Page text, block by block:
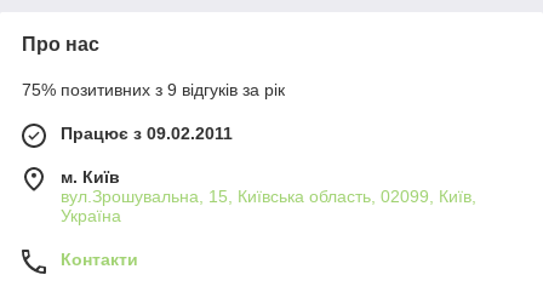
Про нас
75% позитивних з 9 відгуків за рік
Працює з 09.02.2011
м. Київ
вул.Зрошувальна, 15, Київська область, 02099, Київ,
Україна
Контакти